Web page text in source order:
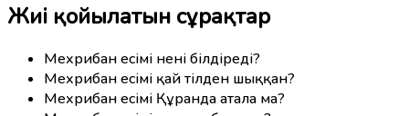
Жиі қойылатын сұрақтар
Мехрибан есімі нені білдіреді?
Мехрибан есімі қай тілден шыққан?
Мехрибан есімі Құранда атала ма?